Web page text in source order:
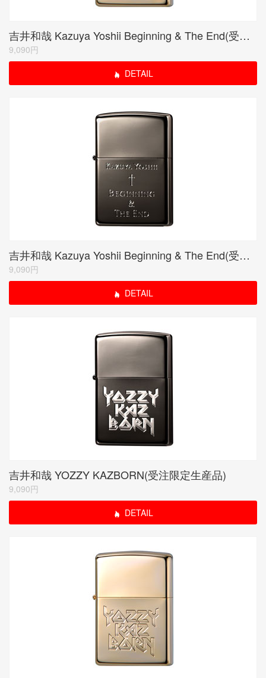
吉井和哉 Kazuya Yoshii Beginning & The End(受注限定生産品)
9,090円
DETAIL
吉井和哉 Kazuya Yoshii Beginning & The End(受注限定生産品)
9,090円
DETAIL
吉井和哉 YOZZY KAZBORN(受注限定生産品)
9,090円
DETAIL